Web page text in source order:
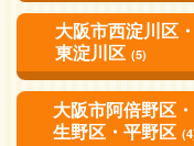
大阪市西淀川区・
東淀川区 (5)
大阪市阿倍野区・
生野区・平野区